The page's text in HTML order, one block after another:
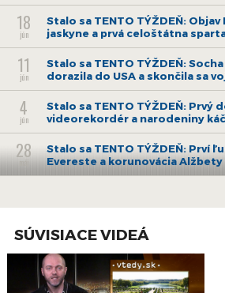
18
jún
Stalo sa TENTO TÝŽDEŇ:
jaskyne a prvá celoštátna
11
jún
Stalo sa TENTO TÝŽDEŇ:
dorazila do USA a skončila sa
4
jún
Stalo sa TENTO TÝŽDEŇ: Prvý
videorekordér a narodeniny
28
máj
Stalo sa TENTO TÝŽDEŇ: Prví
Evereste a korunovácia Alžbety
14
žena na Evereste
Stalo sa TENTO TÝŽDEŇ: Zlatá
SÚVISIACE VIDEÁ